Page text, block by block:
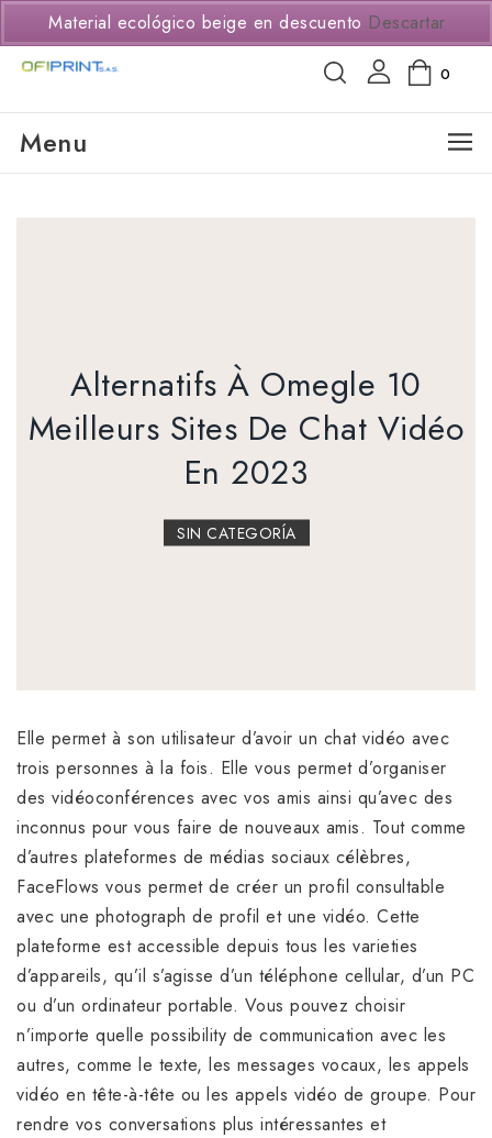
(+57) 3114294650
0
Menu
Alternatifs À Omegle 10
Meilleurs Sites De Chat Vidéo
En 2023
SIN CATEGORÍA
Elle permet à son utilisateur d’avoir un chat vidéo avec
trois personnes à la fois. Elle vous permet d’organiser
des vidéoconférences avec vos amis ainsi qu’avec des
inconnus pour vous faire de nouveaux amis. Tout comme
d’autres plateformes de médias sociaux célèbres,
FaceFlows vous permet de créer un profil consultable
avec une photograph de profil et une vidéo. Cette
plateforme est accessible depuis tous les varieties
d’appareils, qu’il s’agisse d’un téléphone cellular, d’un PC
ou d’un ordinateur portable. Vous pouvez choisir
n’importe quelle possibility de communication avec les
autres, comme le texte, les messages vocaux, les appels
vidéo en tête-à-tête ou les appels vidéo de groupe. Pour
rendre vos conversations plus intéressantes et
Material ecológico beige en descuento Descartar